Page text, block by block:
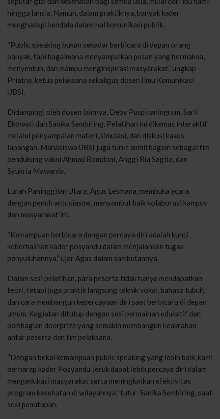
hingga lansia. Namun, dalam praktiknya, banyak kader
menghadapi kendala dalam hal komunikasi publik.
“Public speaking bukan sekadar berbicara di depan orang
banyak, tapi bagaimana menyampaikan pesan yang bermakna,
menyentuh, dan mampu menginspirasi masyarakat,” ungkap
Priatna, ketua pelaksana sekaligus dosen Ilmu Komunikasi
UBSI.
Didampingi oleh dosen lainnya, Deby Puspitaningrum, Sarii
Ekowati dan Sanika Sembiring. Pelatihan ini dikemas interaktif
melalui penyampaian materi, simulasi, dan diskusi kasus
lapangan. Mahasiswa UBSI juga turut ambil bagian sebagai tim
pendukung yakni Ahmad Romdoni, Anggi Ria Sagita, dan
Syukria Mawarda.
Lurah Paninggilan Utara, Agus Lesmana, membuka acara
dengan penuh antusiasme, menyambut baik kolaborasi kampus
dan masyarakat ini.
“Kemampuan berbicara dengan percaya diri adalah kunci
keberhasilan kader posyandu dalam menjalankan tugas
penyuluhannya,” ujar Agus dalam sambutannya.
Dalam sesi pelatihan, para peserta tidak hanya mendapatkan
teori, tetapi juga praktik langsung teknik vokal, bahasa tubuh,
dan cara membangun kepercayaan diri saat berbicara di depan
umum. Kegiatan ditutup dengan sesi permainan edukatif dan
pembagian doorprize yang semakin membangun keakraban
antar peserta dan tim pelaksana.
“Dengan bekal kemampuan public speaking yang lebih baik, kami
berharap kader Posyandu Jeruk dapat lebih percaya diri dalam
mengedukasi masyarakat serta meningkatkan efektivitas
program kesehatan di wilayahnya,” tutur Sanika Sembiring, saat
sesi penutupan.